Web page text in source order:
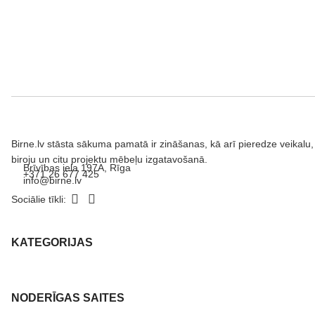
Birne.lv stāsta sākuma pamatā ir zināšanas, kā arī pieredze veikalu,
biroju un citu projektu mēbeļu izgatavošanā.
Brīvības iela 197A, Rīga
+371 26 677 425
info@birne.lv
Sociālie tīkli:
KATEGORIJAS
NODERĪGAS SAITES